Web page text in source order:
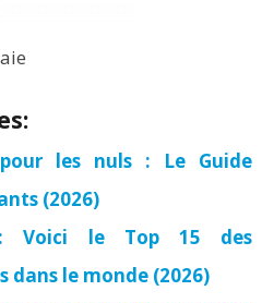
pour les nuls : Le Guide
(2026)
: Voici le Top 15 des
dans le monde (2026)